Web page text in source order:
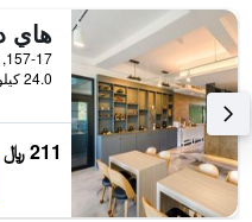
24.0 كيلومتر عن وسط المدينة
211 ﷼